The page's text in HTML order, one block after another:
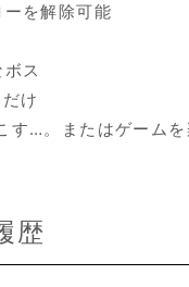
を解除可能
ス
け
す…。またはゲームを
歴